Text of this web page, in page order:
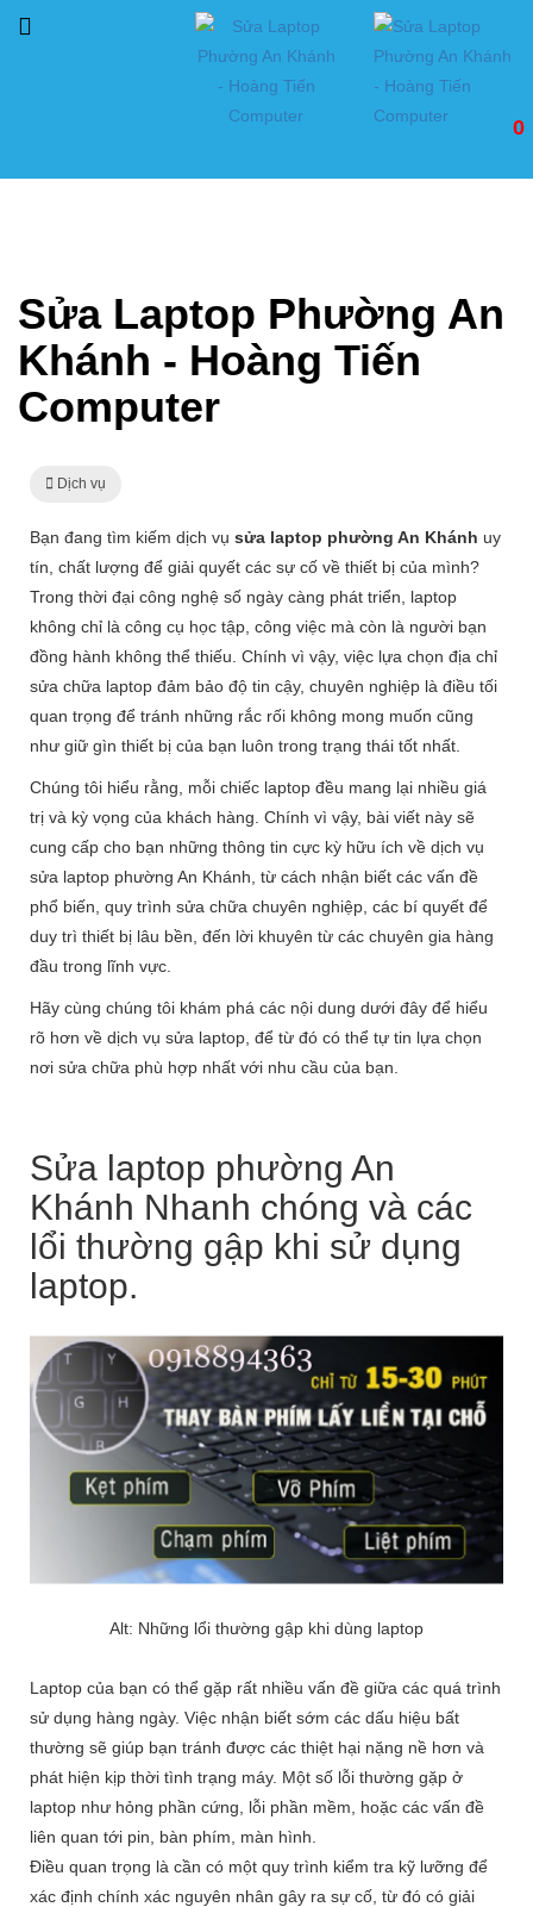
0
Sửa Laptop Phường An
Khánh - Hoàng Tiến
Computer
Dịch vụ
Bạn đang tìm kiếm dịch vụ sửa laptop phường An Khánh uy
tín, chất lượng để giải quyết các sự cố về thiết bị của mình?
Trong thời đại công nghệ số ngày càng phát triển, laptop
không chỉ là công cụ học tập, công việc mà còn là người bạn
đồng hành không thể thiếu. Chính vì vậy, việc lựa chọn địa chỉ
sửa chữa laptop đảm bảo độ tin cậy, chuyên nghiệp là điều tối
quan trọng để tránh những rắc rối không mong muốn cũng
như giữ gìn thiết bị của bạn luôn trong trạng thái tốt nhất.
Chúng tôi hiểu rằng, mỗi chiếc laptop đều mang lại nhiều giá
trị và kỳ vọng của khách hàng. Chính vì vậy, bài viết này sẽ
cung cấp cho bạn những thông tin cực kỳ hữu ích về dịch vụ
sửa laptop phường An Khánh, từ cách nhận biết các vấn đề
phổ biến, quy trình sửa chữa chuyên nghiệp, các bí quyết để
duy trì thiết bị lâu bền, đến lời khuyên từ các chuyên gia hàng
đầu trong lĩnh vực.
Hãy cùng chúng tôi khám phá các nội dung dưới đây để hiểu
rõ hơn về dịch vụ sửa laptop, để từ đó có thể tự tin lựa chọn
nơi sửa chữa phù hợp nhất với nhu cầu của bạn.
Sửa laptop phường An
Khánh Nhanh chóng và các
lổi thường gập khi sử dụng
laptop.
Alt: Những lổi thường gập khi dùng laptop
Laptop của bạn có thể gặp rất nhiều vấn đề giữa các quá trình
sử dụng hàng ngày. Việc nhận biết sớm các dấu hiệu bất
thường sẽ giúp bạn tránh được các thiệt hại nặng nề hơn và
phát hiện kịp thời tình trạng máy. Một số lỗi thường gặp ở
laptop như hỏng phần cứng, lỗi phần mềm, hoặc các vấn đề
liên quan tới pin, bàn phím, màn hình.
Điều quan trọng là cần có một quy trình kiểm tra kỹ lưỡng để
xác định chính xác nguyên nhân gây ra sự cố, từ đó có giải